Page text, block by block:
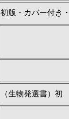
初版・カバー付き
（生物発選書）初